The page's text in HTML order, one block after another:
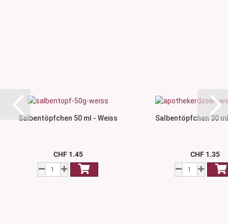
Salbentöpfchen 50 ml - Weiss
CHF 1.45
Salbentöpfchen 30
CHF 1.35